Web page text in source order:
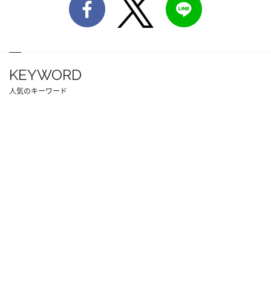
KEYWORD
人気のキーワード